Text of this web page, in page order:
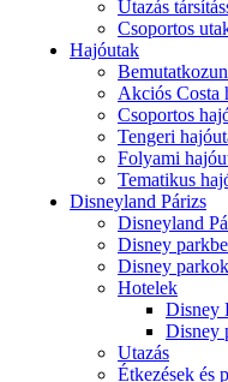
Utazás
Csoportos
Hajóutak
Akciós Costa
Csoportos
Tengeri
Folyami
Tematikus
Disneyland Párizs
Disneyland
Disney
Disney parkok
Hotelek
Disney
Disney
Utazás
Étkezések és